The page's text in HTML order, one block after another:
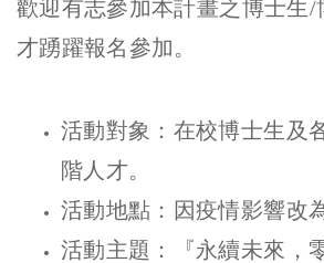
歡迎有志參加本計畫之博士生/
才踴躍報名參加。
活動對象：在校博士生及
階人才。
活動地點：因疫情影響改
活動主題：『永續未來，